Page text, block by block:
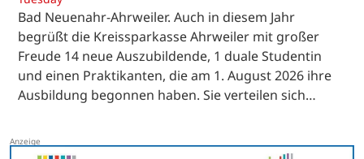
Bad Neuenahr-Ahrweiler. Auch in diesem Jahr
begrüßt die Kreissparkasse Ahrweiler mit großer
Freude 14 neue Auszubildende, 1 duale Studentin
und einen Praktikanten, die am 1. August 2026 ihre
Ausbildung begonnen haben. Sie verteilen sich…